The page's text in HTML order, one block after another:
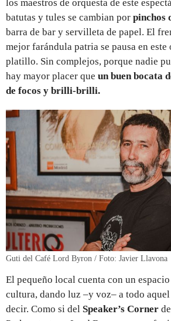
los maestros de orquesta de este
batutas y tules se cambian por pinchos
barra de bar y servilleta de papel. El
mejor farándula patria se pausa en
platillo. Sin complejos, porque nadie
hay mayor placer que un buen bocata
de focos y brilli-brilli.
Guti del Café Lord Byron / Foto: Javier Llavona
El pequeño local cuenta con un
cultura, dando luz –y voz– a todo
decir. Como si del Speaker’s Corner